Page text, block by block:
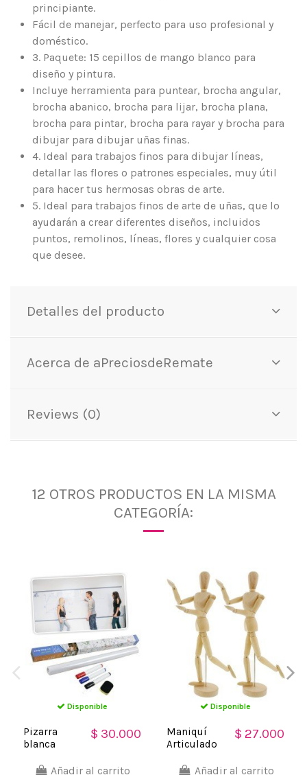
principiante.
Fácil de manejar, perfecto para uso profesional y
doméstico.
3. Paquete: 15 cepillos de mango blanco para
diseño y pintura.
Incluye herramienta para puntear, brocha angular,
brocha abanico, brocha para lijar, brocha plana,
brocha para pintar, brocha para rayar y brocha para
dibujar para dibujar uñas finas.
4. Ideal para trabajos finos para dibujar líneas,
detallar las flores o patrones especiales, muy útil
para hacer tus hermosas obras de arte.
5. Ideal para trabajos finos de arte de uñas, que lo
ayudarán a crear diferentes diseños, incluidos
puntos, remolinos, líneas, flores y cualquier cosa
que desee.
Detalles del producto
Acerca de aPreciosdeRemate
Reviews (0)
12 OTROS PRODUCTOS EN LA MISMA
CATEGORÍA:
Disponible
Pizarra
blanca
vinilo para
$ 30.000
Añadir al carrito
Disponible
Maniquí
Articulado
Modelo para
$ 27.000
Añadir al carrito